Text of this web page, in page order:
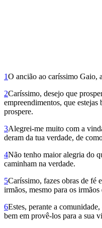
1O ancião ao caríssimo Gaio,
2Caríssimo, desejo que
empreendimentos, que
prospere.
3Alegrei-me muito com a
deram da tua verdade, de
4Não tenho maior alegria do
caminham na verdade.
5Caríssimo, fazes obras de fé
irmãos, mesmo para os irmãos
6Estes, perante a
bem em provê-los para a sua